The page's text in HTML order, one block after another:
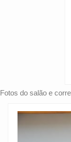
Fotos do salão e